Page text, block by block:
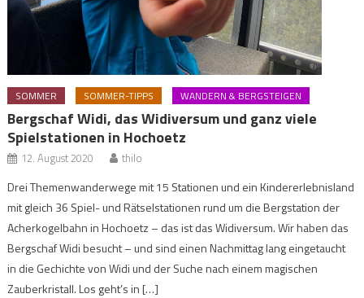
SOMMER SOMMER-TIPPS WANDERN & BERGSTEIGEN
Bergschaf Widi, das Widiversum und ganz viele
Spielstationen in Hochoetz
12. August 2020 thilo
Drei Themenwanderwege mit 15 Stationen und ein Kindererlebnisland
mit gleich 36 Spiel- und Rätselstationen rund um die Bergstation der
Acherkogelbahn in Hochoetz – das ist das Widiversum. Wir haben das
Bergschaf Widi besucht – und sind einen Nachmittag lang eingetaucht
in die Gechichte von Widi und der Suche nach einem magischen
Zauberkristall. Los geht’s in […]